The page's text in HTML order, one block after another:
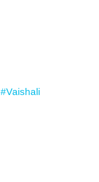
#Vaishali